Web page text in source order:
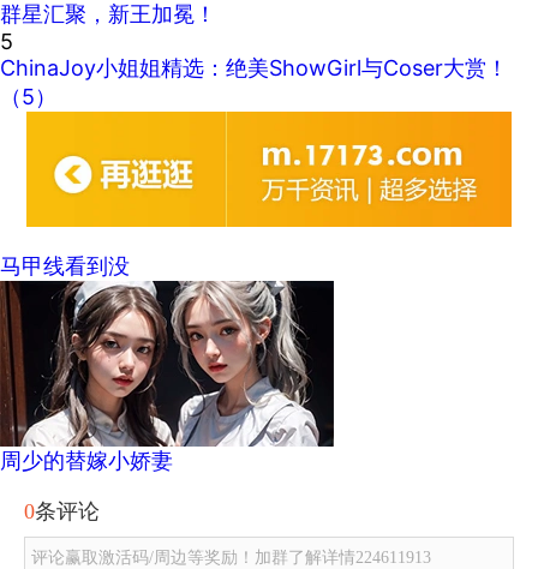
群星汇聚，新王加冕！
5
ChinaJoy小姐姐精选：绝美ShowGirl与Coser大赏！
（5）
马甲线看到没
周少的替嫁小娇妻
0条评论
评论赢取激活码/周边等奖励！加群了解详情224611913